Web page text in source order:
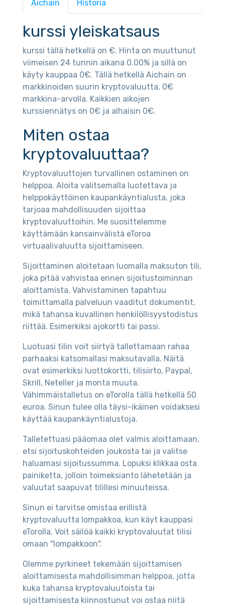
Aichain Historia
kurssi yleiskatsaus
kurssi tällä hetkellä on €. Hinta on muuttunut
viimeisen 24 tunnin aikana 0.00% ja sillä on
käyty kauppaa 0€. Tällä hetkellä Aichain on
markkinoiden suurin kryptovaluutta, 0€
markkina-arvolla. Kaikkien aikojen
kurssiennätys on 0€ ja alhaisin 0€.
Miten ostaa
kryptovaluuttaa?
Kryptovaluuttojen turvallinen ostaminen on
helppoa. Aloita valitsemalla luotettava ja
helppokäyttöinen kaupankäyntialusta, joka
tarjoaa mahdollisuuden sijoittaa
kryptovaluuttoihin. Me suosittelemme
käyttämään kansainvälistä eToroa
virtuaalivaluutta sijoittamiseen.
Sijoittaminen aloitetaan luomalla maksuton tili,
joka pitää vahvistaa ennen sijoitustoiminnan
aloittamista. Vahvistaminen tapahtuu
toimittamalla palveluun vaaditut dokumentit,
mikä tahansa kuvallinen henkilöllisyystodistus
riittää. Esimerkiksi ajokortti tai passi.
Luotuasi tilin voit siirtyä tallettamaan rahaa
parhaaksi katsomallasi maksutavalla. Näitä
ovat esimerkiksi luottokortti, tilisiirto, Paypal,
Skrill, Neteller ja monta muuta.
Vähimmäistalletus on eTorolla tällä hetkellä 50
euroa. Sinun tulee olla täysi-ikäinen voidaksesi
käyttää kaupankäyntialustoja.
Talletettuasi pääomaa olet valmis aloittamaan,
etsi sijoituskohteiden joukosta tai ja valitse
haluamasi sijoitussumma. Lopuksi klikkaa osta
painiketta, jolloin toimeksianto lähetetään ja
valuutat saapuvat tilillesi minuuteissa.
Sinun ei tarvitse omistaa erillistä
kryptovaluutta lompakkoa, kun käyt kauppasi
eTorolla. Voit säilöä kaikki kryptovaluutat tilisi
omaan "lompakkoon".
Olemme pyrkineet tekemään sijoittamisen
aloittamisesta mahdollisimman helppoa, jotta
kuka tahansa kryptovaluutoista tai
sijoittamisesta kiinnostunut voi ostaa niitä